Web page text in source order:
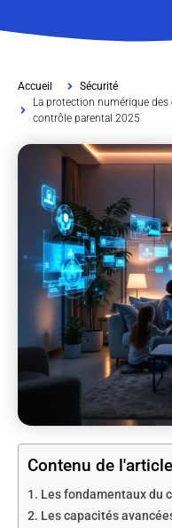
Accueil
Sécurité
La protection numérique
contrôle parental 2025
Contenu de l'article
Les fondamentaux du
Les capacités